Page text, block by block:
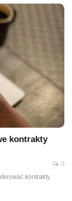
kontrakty
0
kontrakty